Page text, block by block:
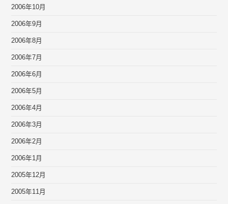
2006年10月
2006年9月
2006年8月
2006年7月
2006年6月
2006年5月
2006年4月
2006年3月
2006年2月
2006年1月
2005年12月
2005年11月